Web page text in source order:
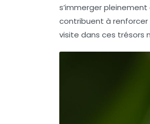
s’immerger
contribuent à
visite dans ces trésors